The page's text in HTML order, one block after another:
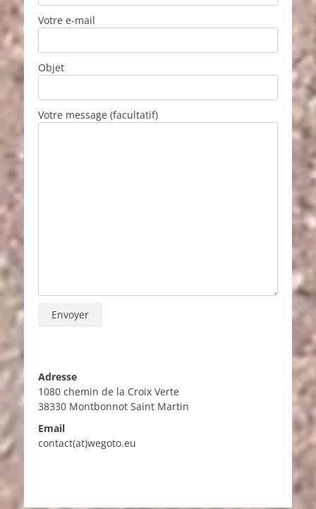
Votre e-mail
Objet
Votre message (facultatif)
Adresse
1080 chemin de la Croix Verte
38330 Montbonnot Saint Martin
Email
contact(at)wegoto.eu